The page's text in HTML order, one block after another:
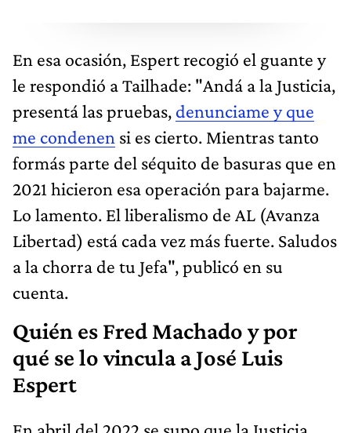
En esa ocasión, Espert recogió el guante y
le respondió a Tailhade: "Andá a la Justicia,
presentá las pruebas, denunciame y que
me condenen si es cierto. Mientras tanto
formás parte del séquito de basuras que en
2021 hicieron esa operación para bajarme.
Lo lamento. El liberalismo de AL (Avanza
Libertad) está cada vez más fuerte. Saludos
a la chorra de tu Jefa", publicó en su
cuenta.
Quién es Fred Machado y por
qué se lo vincula a José Luis
Espert